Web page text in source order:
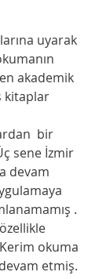
akademik
kitaplar
sene İzmir
devam
.
okuma
etmiş.